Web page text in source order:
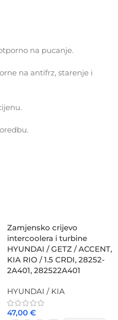
na pucanje.
na antifrz, starenje i
Zamjensko crijevo
intercoolera i turbine
HYUNDAI / GETZ / ACCENT,
KIA RIO / 1.5 CRDI, 28252-
2A401, 282522A401
HYUNDAI / KIA
47,00 €